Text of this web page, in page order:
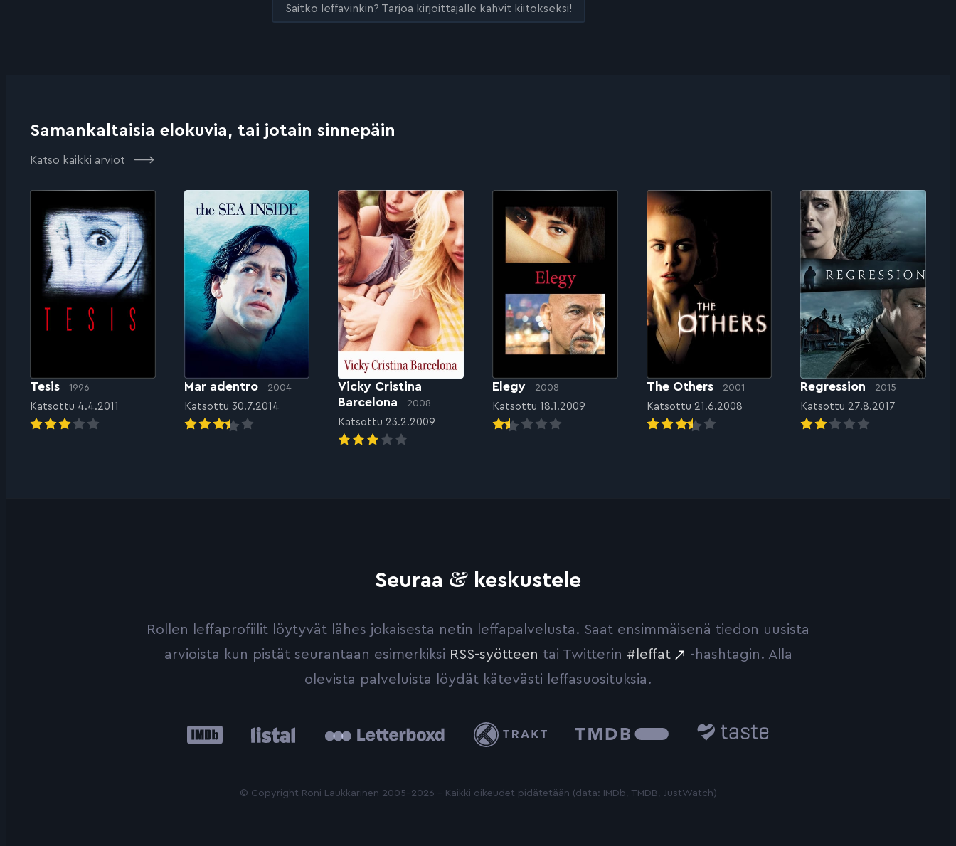
Saitko leffavinkin? Tarjoa kirjoittajalle kahvit kiitokseksi!
Samankaltaisia elokuvia, tai jotain sinnepäin
Katso kaikki arviot
Tesis 1996
Katsottu 4.4.2011
Mar adentro 2004
Katsottu 30.7.2014
Vicky Cristina
Barcelona
2008
Katsottu 23.2.2009
Elegy 2008
Katsottu 18.1.2009
The Others 2001
Katsottu 21.6.2008
Regression 2015
Katsottu 27.8.2017
Seuraa & keskustele
Rollen leffaprofiilit löytyvät lähes jokaisesta netin leffapalvelusta. Saat ensimmäisenä tiedon uusista
arvioista kun pistät seurantaan esimerkiksi RSS-syötteen tai Twitterin #leffat
-hashtagin. Alla
olevista palveluista löydät kätevästi leffasuosituksia.
IMDb Trakt
Database
© Copyright Roni Laukkarinen 2005-2026 - Kaikki oikeudet pidätetään (data: IMDb, TMDB, JustWatch)